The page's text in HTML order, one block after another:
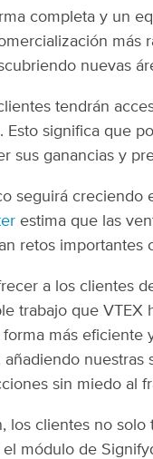
completa y un
más
nuevas
tendrán
Esto significa que
sus ganancias y
seguirá creciendo
estima que las
retos
a los clientes
trabajo que
más
sin miedo al
los clientes no
módulo de